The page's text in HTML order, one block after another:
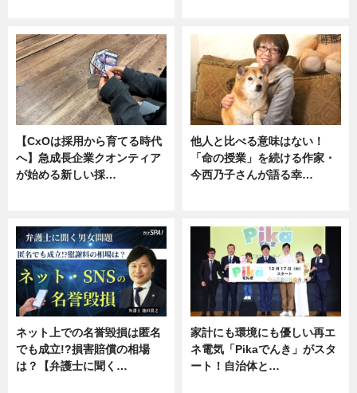
【CxOは採用から育てる時代
へ】急成長企業クオンティア
が始める新しい採…
他人と比べる意味はない！
「命の授業」を続ける作家・
今西乃子さんが語る幸…
ネット上での名誉毀損は匿名
でも成立!?損害賠償の相場
は？【弁護士に聞く…
家計にも環境にも優しい再エ
ネ電気「Pikaでんき」がスタ
ート！自治体と…